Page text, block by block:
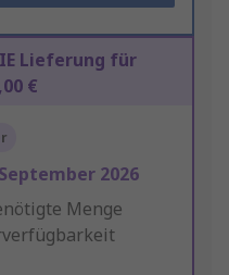
Lieferung für
€
2026
Menge